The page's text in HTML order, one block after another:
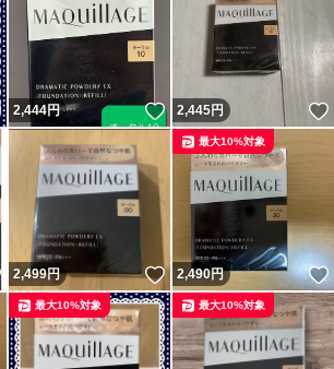
いいね！
2,444円 いいね！
2,445円
いいね！
2,499円 いいね！
2,490円
最大10%対象
最大10%対象 最大10%対象